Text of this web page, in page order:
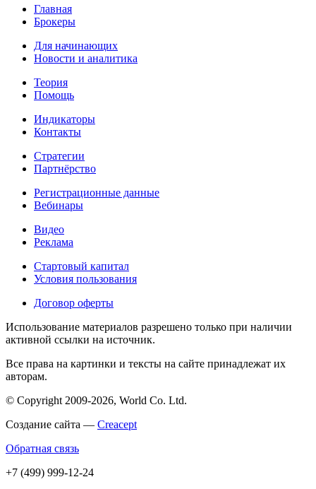
Главная
Брокеры
Для начинающих
Новости и аналитика
Теория
Помощь
Индикаторы
Контакты
Стратегии
Партнёрство
Регистрационные данные
Вебинары
Видео
Реклама
Стартовый капитал
Условия пользования
Договор оферты
Использование материалов разрешено только при наличии
активной ссылки на источник.
Все права на картинки и тексты на сайте принадлежат их
авторам.
© Copyright 2009-2026, World Co. Ltd.
Создание сайта — Creacept
Обратная связь
+7 (499) 999-12-24